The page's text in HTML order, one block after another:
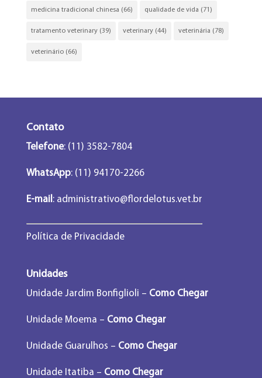
medicina tradicional chinesa (66) qualidade de vida (71)
tratamento veterinary(39) veterinary(44) veterinária (78)
veterinário(66)
Contato
Telefone: (11) 3582-7804
WhatsApp: (11) 94170-2266
E-mail :administrativo@flordelotus.vet.br
Política de Privacidade
Unidades
Unidade Jardim Bonfiglioli – Como Chegar
Unidade Moema – Como Chegar
Unidade Guarulhos – Como Chegar
Unidade Itatiba – Como Chegar